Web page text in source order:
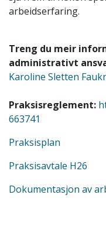
arbeidserfaring.
Treng du meir
administrativt
Karoline Sletten
Praksisreglement:
663741
Praksisplan
Praksisavtale H26
Dokumentasjon av